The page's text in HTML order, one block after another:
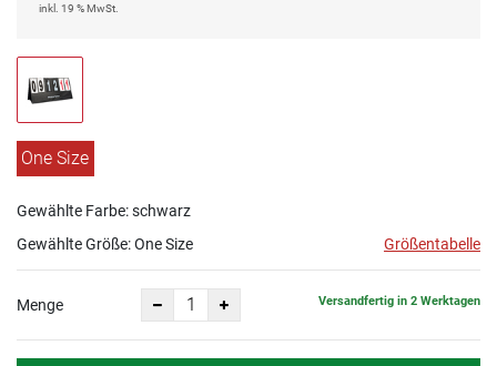
inkl. 19 % MwSt.
One Size
Gewählte Farbe: schwarz
Gewählte Größe:One Size Größentabelle
Menge Versandfertig in 2 Werktagen